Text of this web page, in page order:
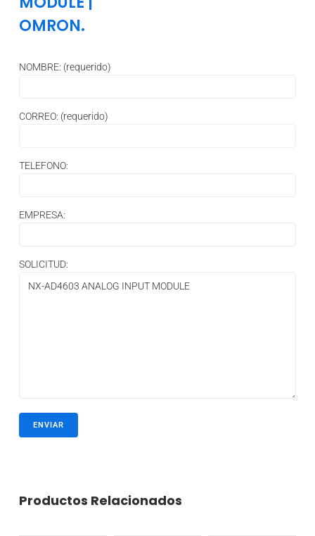
OMRON.
NOMBRE: (requerido)
CORREO: (requerido)
TELEFONO:
EMPRESA:
SOLICITUD:
Productos Relacionados